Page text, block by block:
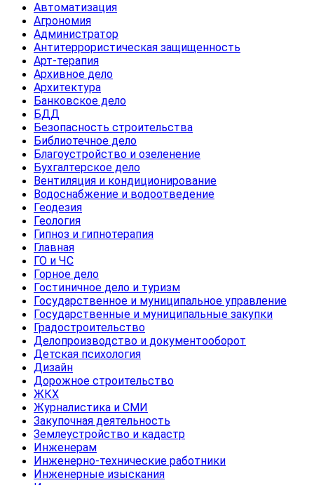
Автоматизация
Агрономия
Администратор
Антитеррористическая защищенность
Арт-терапия
Архивное дело
Архитектура
Банковское дело
БДД
Безопасность строительства
Библиотечное дело
Благоустройство и озеленение
Бухгалтерское дело
Вентиляция и кондиционирование
Водоснабжение и водоотведение
Геодезия
Геология
Гипноз и гипнотерапия
Главная
ГО и ЧС
Горное дело
Гостиничное дело и туризм
Государственное и муниципальное управление
Государственные и муниципальные закупки
Градостроительство
Делопроизводство и документооборот
Детская психология
Дизайн
Дорожное строительство
ЖКХ
Журналистика и СМИ
Закупочная деятельность
Землеустройство и кадастр
Инженерам
Инженерно-технические работники
Инженерные изыскания